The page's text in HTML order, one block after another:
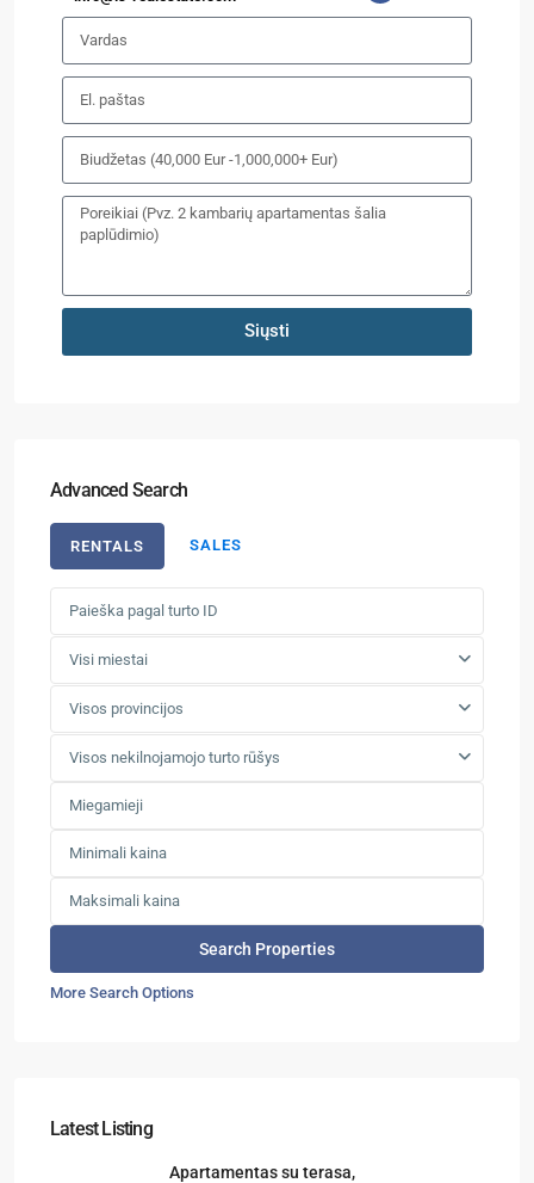
Siųsti
Advanced Search
RENTALS SALES
Visi miestai
Visos provincijos
Visos nekilnojamojo turto rūšys
More Search Options
Latest Listing
Apartamentas su terasa,